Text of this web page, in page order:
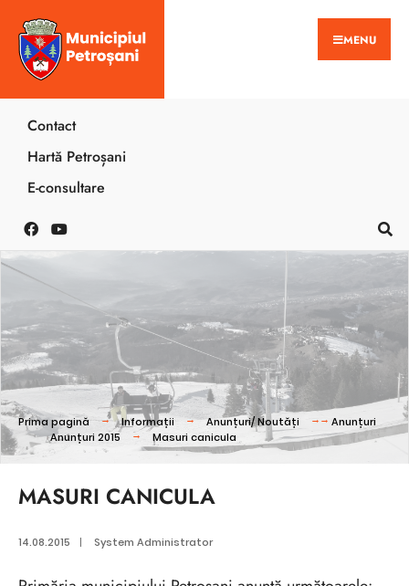
MENU
Contact
Hartă Petroșani
E-consultare
Prima pagină Informații Anunțuri/ Noutăți
Anunțuri
Anunțuri 2015
Masuri canicula
MASURI CANICULA
14.08.2015 | System Administrator